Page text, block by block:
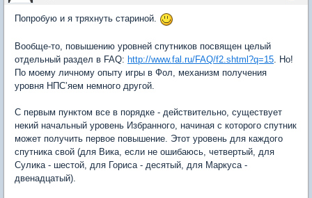
Попробую и я тряхнуть стариной.
Вообще-то, повышению уровней спутников посвящен целый
отдельный раздел в FAQ: http://www.fal.ru/FAQ/f2.shtml?q=15 . Но!
По моему личному опыту игры в Фол, механизм получения
уровня НПС’яем немного другой.
С первым пунктом все в порядке - действительно, существует
некий начальный уровень Избранного, начиная с которого спутник
может получить первое повышение. Этот уровень для каждого
спутника свой (для Вика, если не ошибаюсь, четвертый, для
Сулика - шестой, для Гориса - десятый, для Маркуса -
двенадцатый).